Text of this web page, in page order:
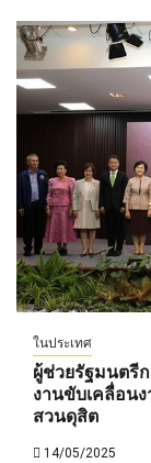
ในประเทศ
ผู้ช่วยรัฐมนตรี
งานขับเคลื่อน
สวนดุสิต
14/05/2025